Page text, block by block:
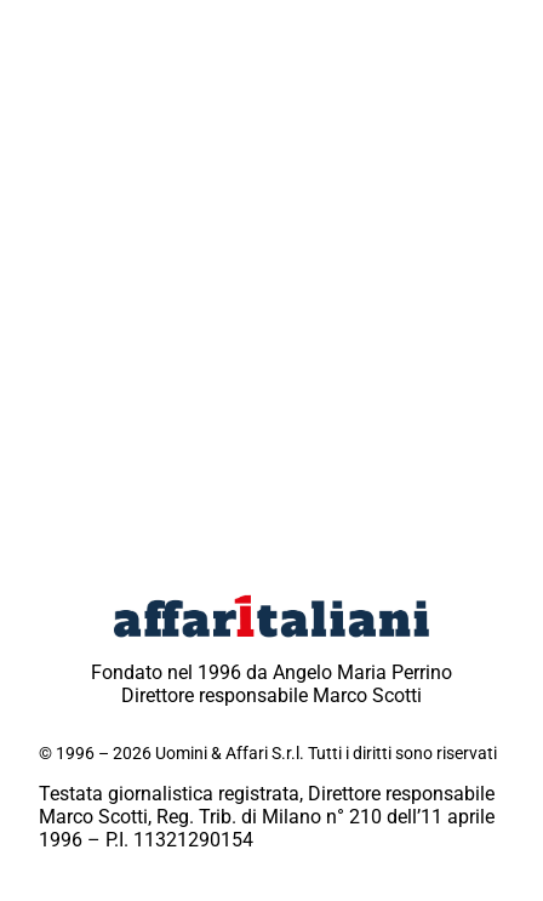
Fondato nel 1996 da Angelo Maria Perrino
Direttore responsabile Marco Scotti
© 1996 – 2026 Uomini & Affari S.r.l. Tutti i diritti sono riservati
Testata giornalistica registrata, Direttore responsabile
Marco Scotti, Reg. Trib. di Milano n° 210 dell’11 aprile
1996 – P.I. 11321290154